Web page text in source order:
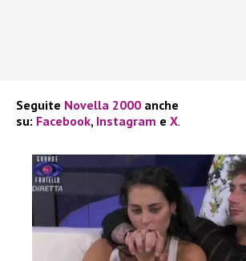
Seguite Novella 2000 anche
su: Facebook, Instagram e X.